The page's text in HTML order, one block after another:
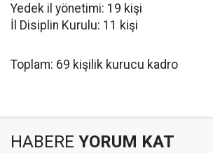
Yedek il yönetimi: 19 kişi
İl Disiplin Kurulu: 11 kişi
Toplam: 69 kişilik kurucu kadro
HABERE YORUM KAT